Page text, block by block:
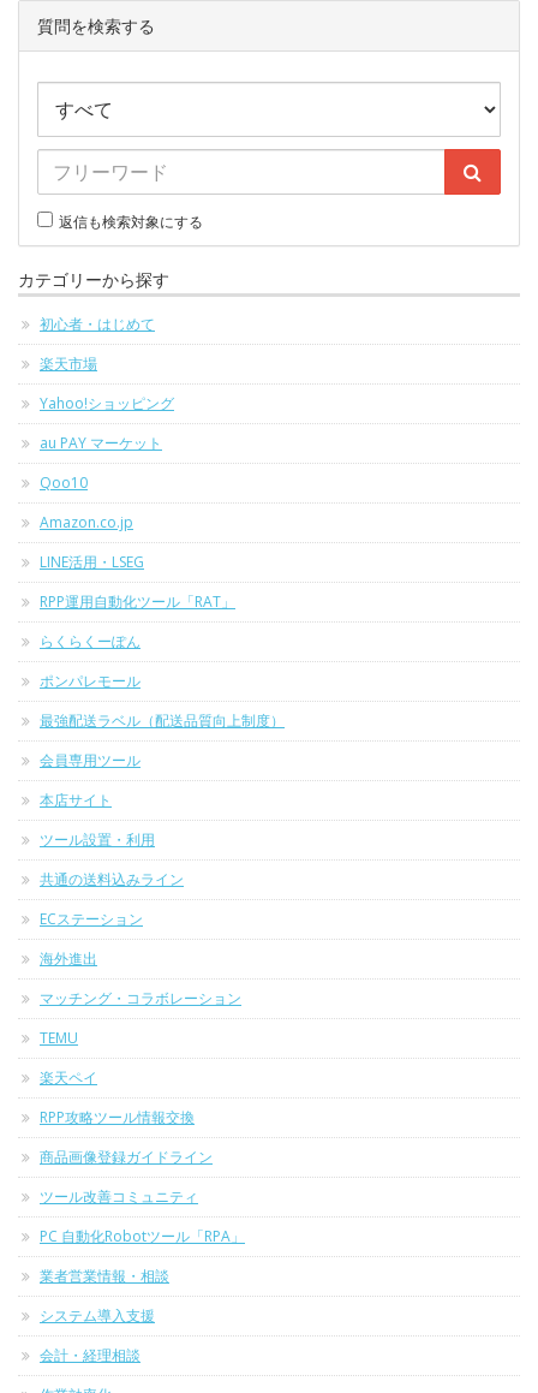
質問を検索する
返信も検索対象にする
カテゴリーから探す
初心者・はじめて
楽天市場
Yahoo!ショッピング
au PAY マーケット
Qoo10
Amazon.co.jp
LINE活用・LSEG
RPP運用自動化ツール「RAT」
らくらくーぽん
ポンパレモール
最強配送ラベル（配送品質向上制度）
会員専用ツール
本店サイト
ツール設置・利用
共通の送料込みライン
ECステーション
海外進出
マッチング・コラボレーション
TEMU
楽天ペイ
RPP攻略ツール情報交換
商品画像登録ガイドライン
ツール改善コミュニティ
PC 自動化Robotツール「RPA」
業者営業情報・相談
システム導入支援
会計・経理相談